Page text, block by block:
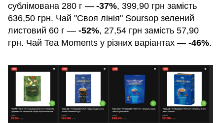
сублімована 280 г — -37%, 399,90 грн замість
636,50 грн. Чай "Своя лінія" Soursop зелений
листовий 60 г — -52%, 27,54 грн замість 57,90
грн. Чай Tea Moments у різних варіантах — -46%.